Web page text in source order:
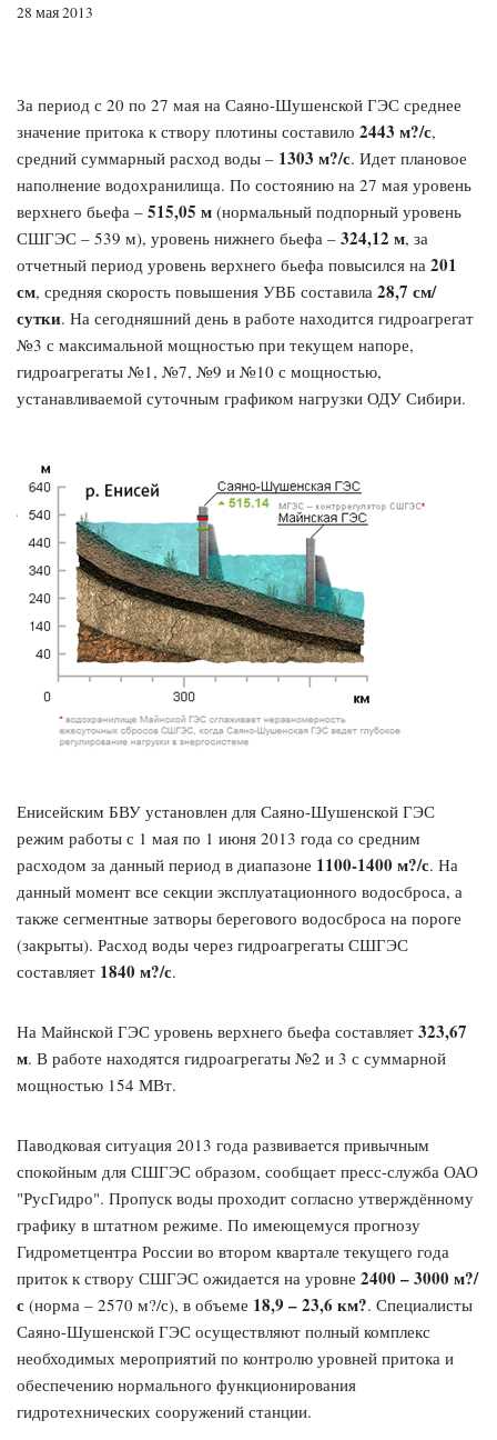
28 мая 2013
За период с 20 по 27 мая на Саяно-Шушенской ГЭС среднее
значение притока к створу плотины составило 2443 м?/с,
средний суммарный расход воды – 1303 м?/с. Идет плановое
наполнение водохранилища. По состоянию на 27 мая уровень
верхнего бьефа – 515,05 м (нормальный подпорный уровень
СШГЭС – 539 м), уровень нижнего бьефа – 324,12 м, за
отчетный период уровень верхнего бьефа повысился на 201
см, средняя скорость повышения УВБ составила 28,7 см/
сутки. На сегодняшний день в работе находится гидроагрегат
№3 с максимальной мощностью при текущем напоре,
гидроагрегаты №1, №7, №9 и №10 с мощностью,
устанавливаемой суточным графиком нагрузки ОДУ Сибири.
Енисейским БВУ установлен для Саяно-Шушенской ГЭС
режим работы с 1 мая по 1 июня 2013 года со средним
расходом за данный период в диапазоне 1100-1400 м?/с. На
данный момент все секции эксплуатационного водосброса, а
также сегментные затворы берегового водосброса на пороге
(закрыты). Расход воды через гидроагрегаты СШГЭС
составляет 1840 м?/с.
На Майнской ГЭС уровень верхнего бьефа составляет 323,67
м. В работе находятся гидроагрегаты №2 и 3 с суммарной
мощностью 154 МВт.
Паводковая ситуация 2013 года развивается привычным
спокойным для СШГЭС образом, сообщает пресс-служба ОАО
"РусГидро". Пропуск воды проходит согласно утверждённому
графику в штатном режиме. По имеющемуся прогнозу
Гидрометцентра России во втором квартале текущего года
приток к створу СШГЭС ожидается на уровне 2400 – 3000 м?/
с (норма – 2570 м?/с), в объеме 18,9 – 23,6 км?. Специалисты
Саяно-Шушенской ГЭС осуществляют полный комплекс
необходимых мероприятий по контролю уровней притока и
обеспечению нормального функционирования
гидротехнических сооружений станции.